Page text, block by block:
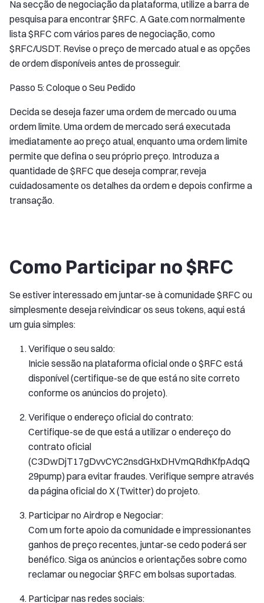
Na secção de negociação da plataforma, utilize a barra de
pesquisa para encontrar $RFC. A Gate.com normalmente
lista $RFC com vários pares de negociação, como
$RFC/USDT. Revise o preço de mercado atual e as opções
de ordem disponíveis antes de prosseguir.
Passo 5: Coloque o Seu Pedido
Decida se deseja fazer uma ordem de mercado ou uma
ordem limite. Uma ordem de mercado será executada
imediatamente ao preço atual, enquanto uma ordem limite
permite que defina o seu próprio preço. Introduza a
quantidade de $RFC que deseja comprar, reveja
cuidadosamente os detalhes da ordem e depois confirme a
transação.
Como Participar no $RFC
Se estiver interessado em juntar-se à comunidade $RFC ou
simplesmente deseja reivindicar os seus tokens, aqui está
um guia simples:
Verifique o seu saldo:
Inicie sessão na plataforma oficial onde o $RFC está
disponível (certifique-se de que está no site correto
conforme os anúncios do projeto).
Verifique o endereço oficial do contrato:
Certifique-se de que está a utilizar o endereço do
contrato oficial
(C3DwDjT17gDvvCYC2nsdGHxDHVmQRdhKfpAdqQ
29pump) para evitar fraudes. Verifique sempre através
da página oficial do X (Twitter) do projeto.
Participar no Airdrop e Negociar:
Com um forte apoio da comunidade e impressionantes
ganhos de preço recentes, juntar-se cedo poderá ser
benéfico. Siga os anúncios e orientações sobre como
reclamar ou negociar $RFC em bolsas suportadas.
Participar nas redes sociais: